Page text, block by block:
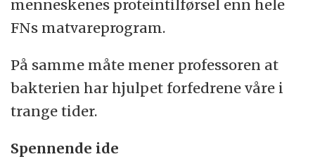
menneskenes proteintilførsel enn hele
FNs matvareprogram.
På samme måte mener professoren at
bakterien har hjulpet forfedrene våre i
trange tider.
Spennende ide